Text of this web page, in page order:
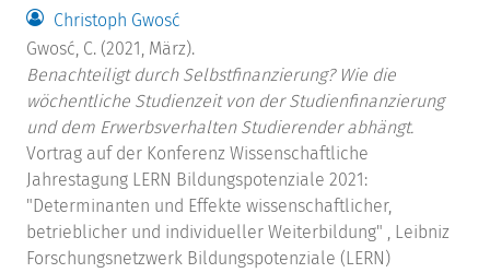
Christoph Gwosć
Gwosć, C. (2021, März).
Benachteiligt durch Selbstfinanzierung? Wie die
wöchentliche Studienzeit von der Studienfinanzierung
und dem Erwerbsverhalten Studierender abhängt.
Vortrag auf der Konferenz Wissenschaftliche
Jahrestagung LERN Bildungspotenziale 2021:
"Determinanten und Effekte wissenschaftlicher,
betrieblicher und individueller Weiterbildung" , Leibniz
Forschungsnetzwerk Bildungspotenziale (LERN)